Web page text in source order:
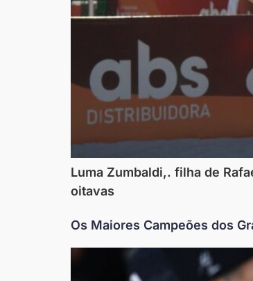
Luma Zumbaldi,. filha de
oitavas
Os Maiores Campeões dos